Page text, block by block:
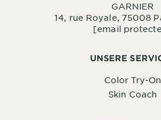
UNSERE
Color Try-On
Skin Coach
GARNIER
14, rue Royale, 75008
[email